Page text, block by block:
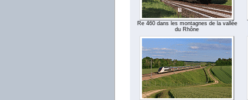
Re 460 dans les montagnes de la vallée
du Rhône